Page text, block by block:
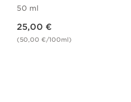
50 ml
25,00 €
(50,00 €/100ml)